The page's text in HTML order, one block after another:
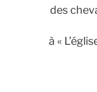
des
à «